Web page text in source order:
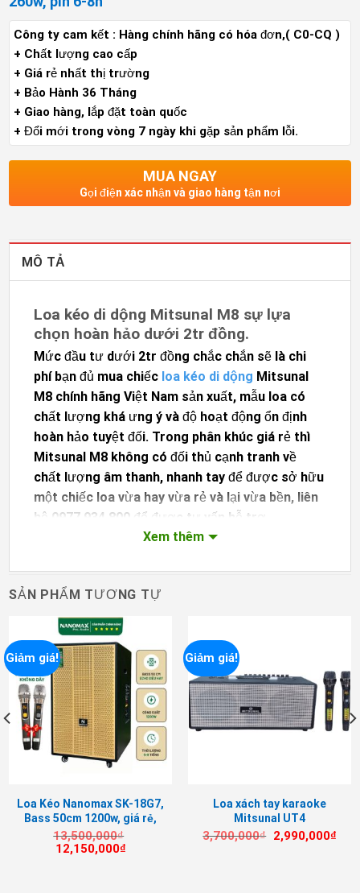
Công ty cam kết : Hàng chính hãng có hóa đơn,( C0-CQ )
+ Chất lượng cao cấp
+ Giá rẻ nhất thị trường
+ Bảo Hành 36 Tháng
+ Giao hàng, lắp đặt toàn quốc
+ Đổi mới trong vòng 7 ngày khi gặp sản phẩm lỗi.
MUA NGAY
Gọi điện xác nhận và giao hàng tận nơi
MÔ TẢ
Loa kéo di dộng Mitsunal M8 sự lựa
chọn hoàn hảo dưới 2tr đồng.
Mức đầu tư dưới 2tr đồng chắc chắn sẽ là chi
phí bạn đủ mua chiếc loa kéo di dộng Mitsunal
M8 chính hãng Việt Nam sản xuất, mẫu loa có
chất lượng khá ưng ý và độ hoạt động ổn định
hoàn hảo tuyệt đối. Trong phân khúc giá rẻ thì
Mitsunal M8 không có đối thủ cạnh tranh về
chất lượng âm thanh, nhanh tay để được sở hữu
một chiếc loa vừa hay vừa rẻ và lại vừa bền, liên
hệ 0977 934 800 để được tư vấn hỗ trợ.
Thông số kỹ thuật của Loa kéo Mitsunal
Thương hiệu: Mitsunal
Mã sản phẩm: M8
Công suất: 120 W
Bass: 20 (2 tấc)
Kích thước: 26x43x23
Trọng lượng: 10 Kg
Phụ kiện: 2 micro không dây cầm tay
Cắm Micro có dây: Có
Cắm nhạc cụ Guitar: Có
Nguồn: Ắc quy 12V – 7,2Ah, hoặc sử dụng điện
Thời gian sử dụng 6 – 10 giờ
Chức năng: USB, BLUETOOTH, AUX, Thẻ nhớ.
Equalizer 5 kênh : Có
Xem thêm
SẢN PHẨM TƯƠNG TỰ
Giảm giá!
Loa Kéo Nanomax SK-18G7,
Bass 50cm 1200w, giá rẻ,
Bảo hành 12 tháng
13,500,000₫
Giá
gốc
12,150,000₫Giá
Giảm giá!
Loa xách tay karaoke
Mitsunal UT4
3,700,000₫ Giá
gốc
2,990,000₫Giá